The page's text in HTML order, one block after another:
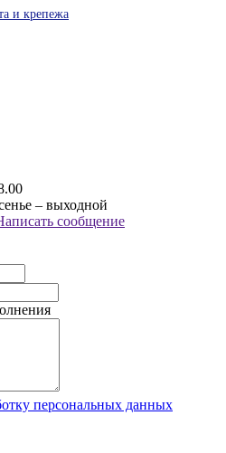
и крепежа
– выходной
сообщение
персональных данных